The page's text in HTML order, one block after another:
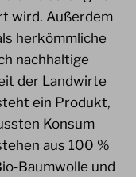
wird. Außerdem
herkömmliche
nachhaltige
der Landwirte
ein Produkt,
Konsum
aus 100 %
Baumwolle und